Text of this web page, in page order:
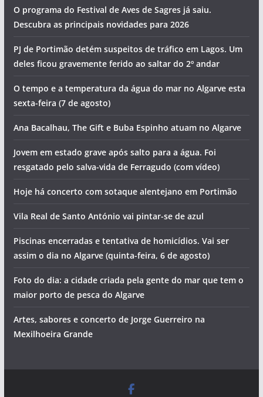
O programa do Festival de Aves de Sagres já saiu.
Descubra as principais novidades para 2026
PJ de Portimão detém suspeitos de tráfico em Lagos. Um
deles ficou gravemente ferido ao saltar do 2º andar
O tempo e a temperatura da água do mar no Algarve esta
sexta-feira (7 de agosto)
Ana Bacalhau, The Gift e Buba Espinho atuam no Algarve
Jovem em estado grave após salto para a água. Foi
resgatado pelo salva-vida de Ferragudo (com vídeo)
Hoje há concerto com sotaque alentejano em Portimão
Vila Real de Santo António vai pintar-se de azul
Piscinas encerradas e tentativa de homicídios. Vai ser
assim o dia no Algarve (quinta-feira, 6 de agosto)
Foto do dia: a cidade criada pela gente do mar que tem o
maior porto de pesca do Algarve
Artes, sabores e concerto de Jorge Guerreiro na
Mexilhoeira Grande